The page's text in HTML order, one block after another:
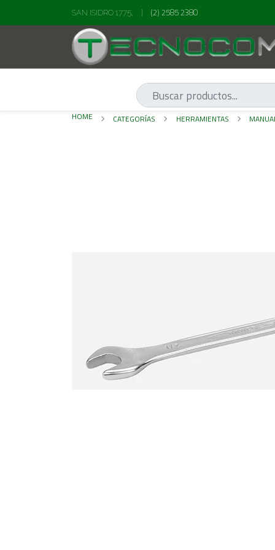
SAN ISIDRO 1775, (2) 2585 2380
HOME CATEGORÍAS HERRAMIENTAS